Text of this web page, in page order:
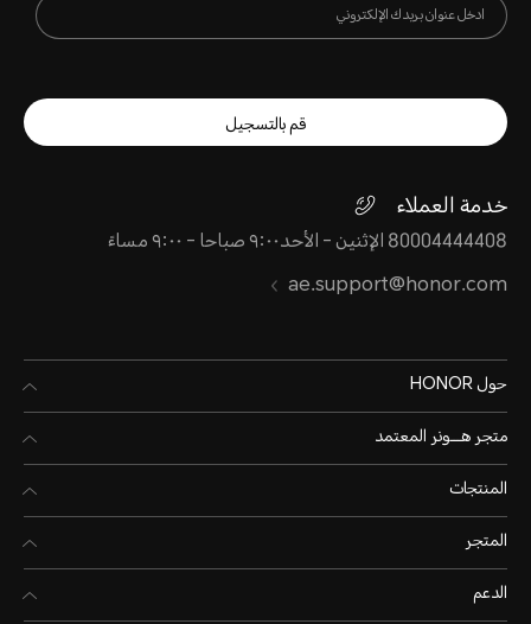
قم بالتسجيل
خدمة العملاء
80004444408 الإثنين - الأحد٩:٠٠ صباحا - ٩:٠٠ مساءً
ae.support@honor.com
حول HONOR
متجر هـــونر المعتمد
المنتجات
المتجر
الدعم